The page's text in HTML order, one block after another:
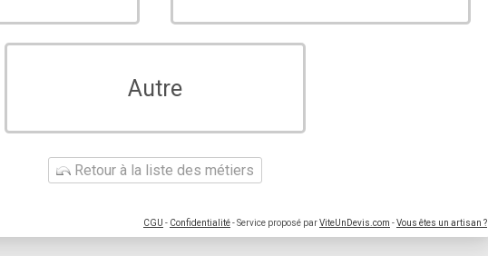
Autre
Retour à la liste des métiers
CGU - Confidentialité- Service proposé parViteUnDevis.com -Vous êtes un artisan ?